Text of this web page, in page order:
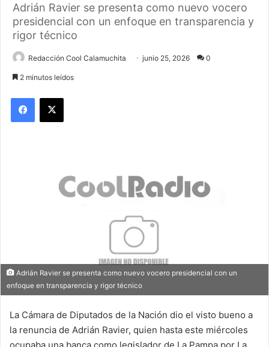
Adrián Ravier se presenta como nuevo vocero
presidencial con un enfoque en transparencia y
rigor técnico
Redacción Cool Calamuchita junio 25, 2026 0
2 minutos leídos
Facebook
X
Adrián Ravier se presenta como nuevo vocero presidencial con un
enfoque en transparencia y rigor técnico
La Cámara de Diputados de la Nación dio el visto bueno a
la renuncia de Adrián Ravier, quien hasta este miércoles